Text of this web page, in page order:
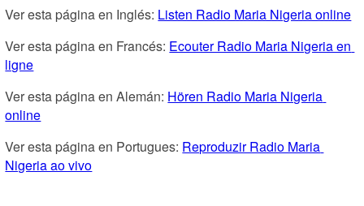
Ver esta página en Inglés: Listen Radio Maria Nigeria online
Ver esta página en Francés: Ecouter Radio Maria Nigeria en
ligne
Ver esta página en Alemán: Hören Radio Maria Nigeria
online
Ver esta página en Portugues: Reproduzir Radio Maria
Nigeria ao vivo